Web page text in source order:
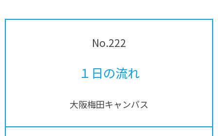
No.222
１日の流れ
大阪梅田キャンパス